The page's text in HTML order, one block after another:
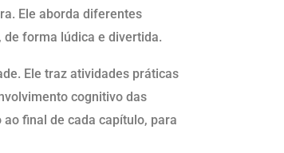
Ele aborda diferentes
forma lúdica e divertida.
Ele traz atividades práticas
cognitivo das
final de cada capítulo, para